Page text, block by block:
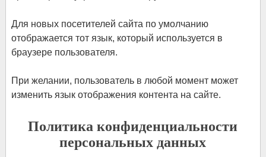
Для новых посетителей сайта по умолчанию
отображается тот язык, который используется в
браузере пользователя.
При желании, пользователь в любой момент может
изменить язык отображения контента на сайте.
Политика конфиденциальности
персональных данных